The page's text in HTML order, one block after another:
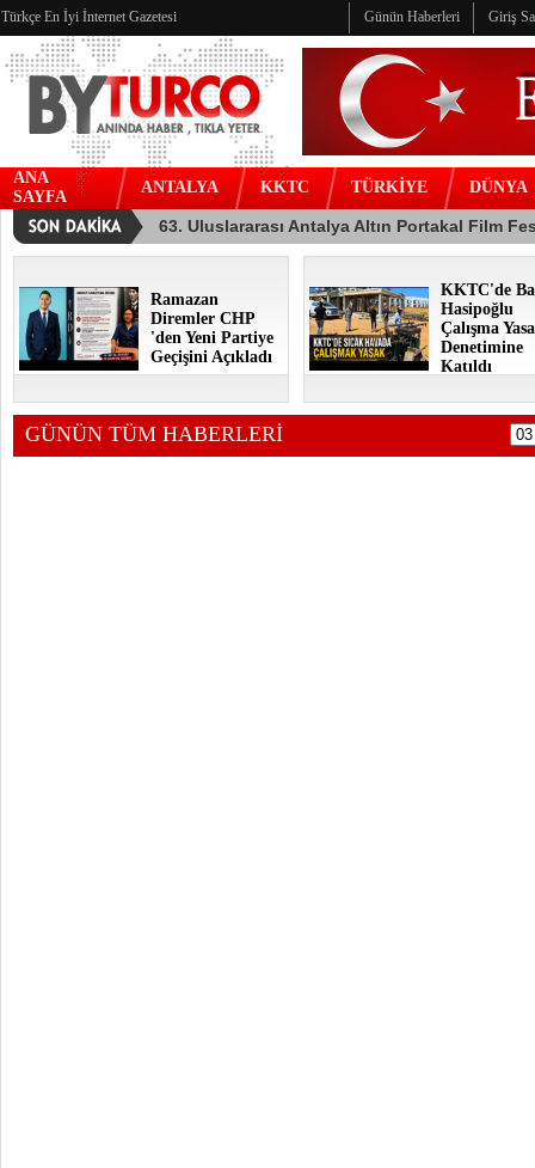
Türkçe En İyi İnternet Gazetesi Günün Haberleri Giriş
ANA
SAYFA
ANTALYA KKTC TÜRKİYE DÜNYA
Ramazan
Diremler CHP
'den Yeni Partiye
Geçişini Açıkladı
KKTC'de
Hasipoğlu
Çalışma
Denetimine
Katıldı
GÜNÜN TÜM HABERLERİ